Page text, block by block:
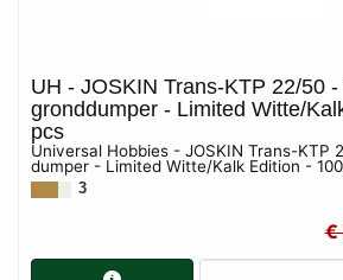
UH - JOSKIN Trans-KTP 22/50
gronddumper - Limited Witte/
pcs
Universal Hobbies - JOSKIN Trans-KTP
dumper - Limited Witte/Kalk Edition -
3
€